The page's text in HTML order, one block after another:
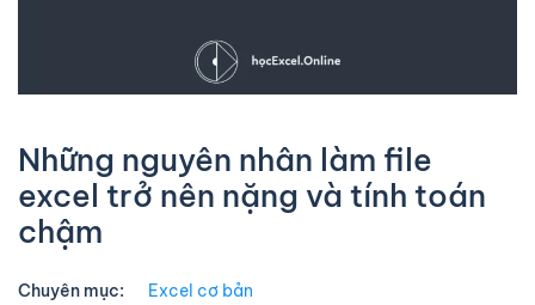
Những nguyên nhân làm file
excel trở nên nặng và tính toán
chậm
Chuyên mục: Excel cơ bản